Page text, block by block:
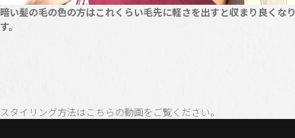
暗い髪の毛の色の方はこれくらい毛先に軽さを出すと収まり良くな
す。
スタイリング方法はこちらの動画をご覧ください。